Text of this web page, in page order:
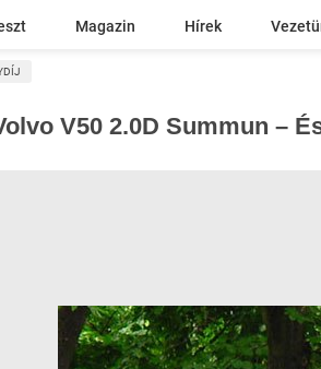
Magazin Hírek
V50 2.0D Summun –